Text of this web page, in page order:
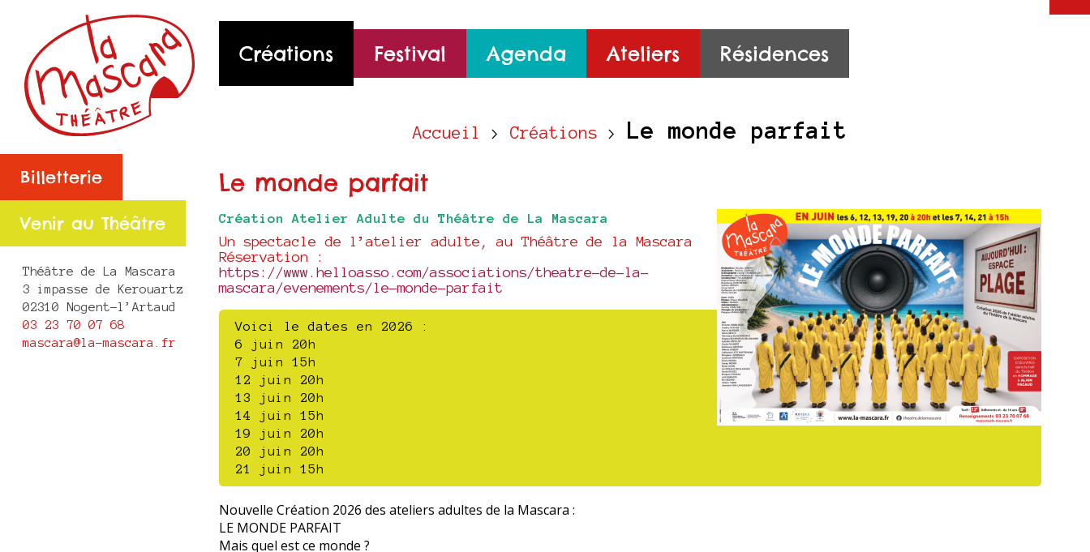
Créations Festival Agenda Ateliers Résidences
Billetterie
Venir au Théâtre
Théâtre de La Mascara
3 impasse de Kerouartz
02310 Nogent-l’Artaud
03 23 70 07 68
mascara@la-mascara.fr
Accueil > Créations > Le monde parfait
Le monde parfait
Création Atelier Adulte du Théâtre de La Mascara
Un spectacle de l’atelier adulte, au Théâtre de la Mascara
Réservation :
https://www.helloasso.com/associations/theatre-de-la-
mascara/evenements/le-monde-parfait
Voici le dates en 2026 :
6 juin 20h
7 juin 15h
12 juin 20h
13 juin 20h
14 juin 15h
19 juin 20h
20 juin 20h
21 juin 15h
Nouvelle Création 2026 des ateliers adultes de la Mascara :
LE MONDE PARFAIT
Mais quel est ce monde ?